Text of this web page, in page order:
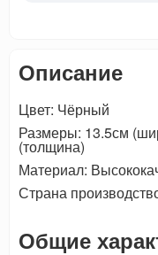
Описание
Цвет: Чёрный
Размеры: 13.5см
(толщина)
Материал:
Страна
Общие